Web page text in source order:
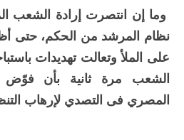
وما إن انتصرت إرادة الشعب
نظام المرشد من الحكم، حتى
على الملأ وتعالت تهديدات
الشعب مرة ثانية بأن فوّض
المصري فى التصدي لإرهاب